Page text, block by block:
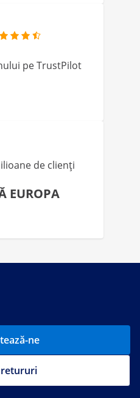
pe TrustPilot
de clienți
EUROPA
ne